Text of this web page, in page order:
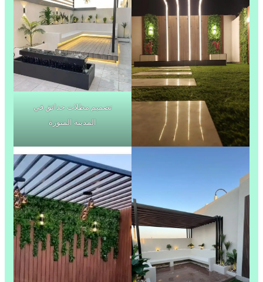
تصميم مظلات حدائق في
المدينة المنورة